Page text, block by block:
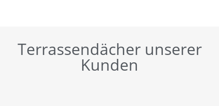
Terrassendächer unserer
Kunden